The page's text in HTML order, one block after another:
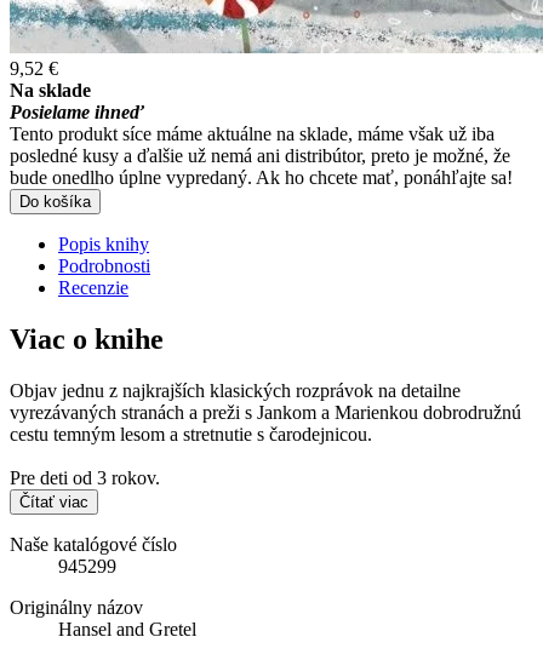
9,52 €
Na sklade
Posielame ihneď
Tento produkt síce máme aktuálne na sklade, máme však už iba
posledné kusy a ďalšie už nemá ani distribútor, preto je možné, že
bude onedlho úplne vypredaný. Ak ho chcete mať, ponáhľajte sa!
Do košíka
Popis knihy
Podrobnosti
Recenzie
Viac o knihe
Objav jednu z najkrajších klasických rozprávok na detailne
vyrezávaných stranách a preži s Jankom a Marienkou dobrodružnú
cestu temným lesom a stretnutie s čarodejnicou.
Pre deti od 3 rokov.
Čítať viac
Naše katalógové číslo
945299
Originálny názov
Hansel and Gretel